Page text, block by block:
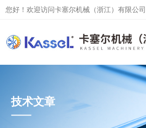
您好！欢迎访问卡塞尔机械（浙江）有限公司
技术文章